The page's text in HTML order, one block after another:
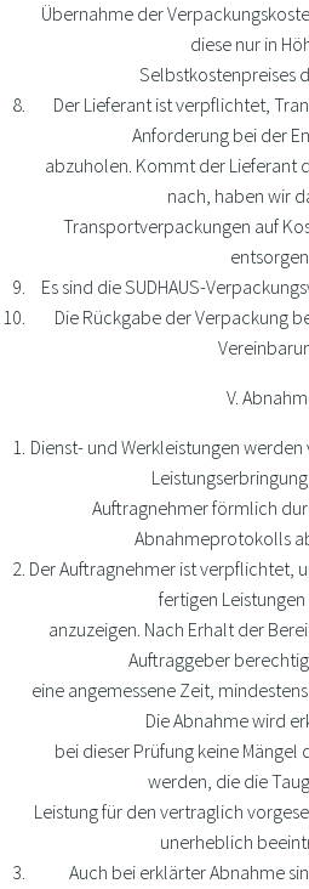
Übernahme der
diese nur in
Selbstkostenpreises
Der Lieferant ist verpflichtet,
Anforderung bei der
abzuholen. Kommt der Lieferant
nach, haben wir
Transportverpackungen auf
Es sind die SUDHAUS-
Die Rückgabe der Verpackung
V.
Dienst- und Werkleistungen
Auftragnehmer förmlich
Abnahmeprotokolls
Der Auftragnehmer ist verpflichtet,
fertigen
anzuzeigen. Nach Erhalt der
Auftraggeber
eine angemessene Zeit,
Die Abnahme wird
bei dieser Prüfung keine
werden, die die
Leistung für den vertraglich
unerheblich
Auch bei erklärter Abnahme